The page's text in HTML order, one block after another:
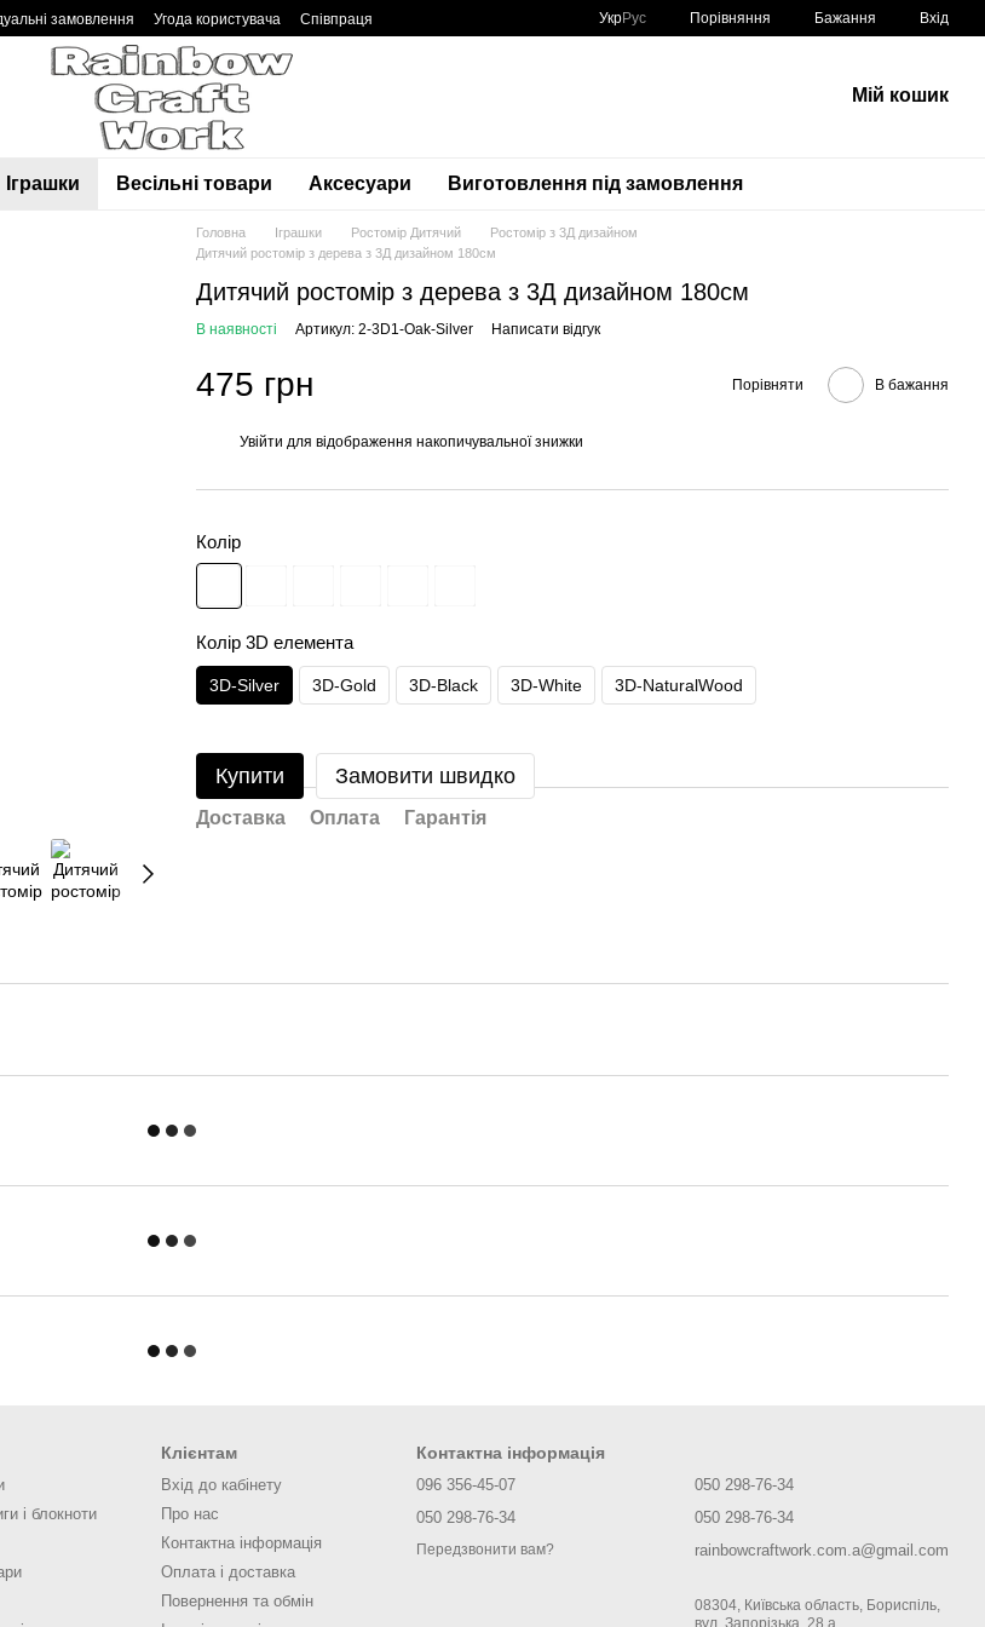
замовлення Угода користувача Співпраця УкрРус Порівняння Бажання Вхід
Мій кошик
Іграшки Весільні товари Аксесуари Виготовлення під замовлення
Головна Іграшки Ростомір Дитячий
Ростомір з 3Д дизайном
Дитячий ростомір з дерева з 3Д дизайном 180см
Дитячий ростомір з дерева з 3Д дизайном 180см
В наявності Артикул: 2-3D1-Oak-Silver Написати відгук
475 грн Порівняти В бажання
Увійти для відображення накопичувальної знижки
Колір
Колір 3D елемента
3D-Silver 3D-Gold 3D-Black 3D-White 3D-NaturalWood
Купити Замовити швидко
Доставка Оплата Гарантія
і блокноти
Клієнтам
Вхід до кабінету
Про нас
Контактна інформація
Оплата і доставка
Повернення та обмін
Контактна інформація
096 356-45-07
050 298-76-34
Передзвонити вам?
050 298-76-34
050 298-76-34
rainbowcraftwork.com.a@gmail.com
08304, Київська область, Бориспіль,
вул. Запорізька, 28 а